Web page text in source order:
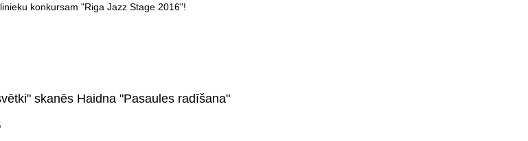
konkursam "Riga Jazz Stage 2016"!
skanēs Haidna "Pasaules radīšana"